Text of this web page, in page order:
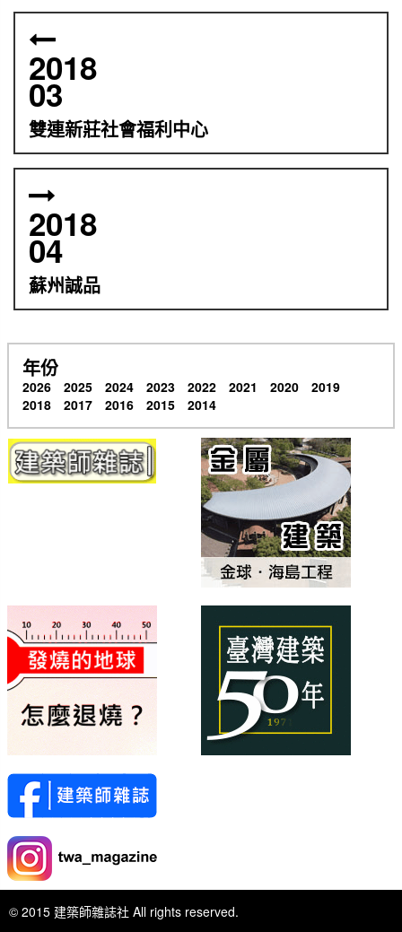
2018
03
雙連新莊社會福利中心
2018
04
蘇州誠品
年份
2026 2025 2024 2023 2022 2021 2020
2019
2018
2017 2016 2015 2014
© 2015 建築師雜誌社 All rights reserved.